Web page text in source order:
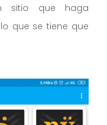
sitio que haga
que se tiene que